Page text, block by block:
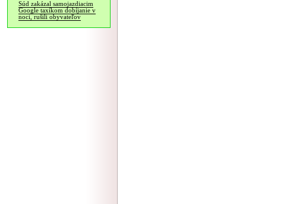
Súd zakázal samojazdiacim
Google taxíkom dobíjanie v
noci, rušili obyvateľov